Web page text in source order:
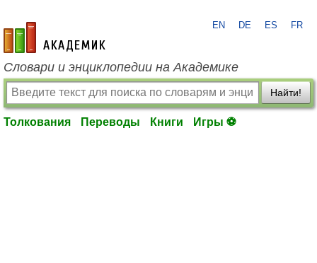
academic.ru
EN DE ES FR
Словари и энциклопедии на Академике
Найти!
Толкования Переводы Книги Игры ⚽